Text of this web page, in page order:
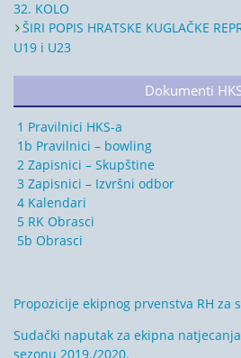
32. KOLO
ŠIRI POPIS HRATSKE KUGLAČKE
U19 i U23
Dokumenti
1 Pravilnici HKS-a
1b Pravilnici – bowling
2 Zapisnici – Skupštine
3 Zapisnici – Izvršni odbor
4 Kalendari
5 RK Obrasci
5b Obrasci
Propozicije ekipnog prvenstva RH za
Sudački naputak za ekipna
sezonu 2019./2020.